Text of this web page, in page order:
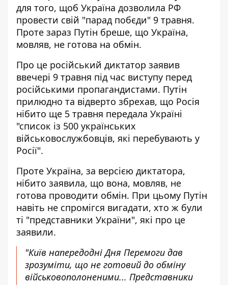
для того, щоб Україна дозволила РФ
провести свій "парад побєди" 9 травня.
Проте зараз Путін бреше, що Україна,
мовляв, не готова на обмін.
Про це російський диктатор заявив
ввечері 9 травня під час виступу перед
російськими пропагандистами. Путін
прилюдно та відверто збрехав, що Росія
нібито ще 5 травня передала Україні
"список із 500 українських
військовослужбовців, які перебувають у
Росії".
Проте Україна, за версією диктатора,
нібито заявила, що вона, мовляв, не
готова проводити обмін. При цьому Путін
навіть не спромігся вигадати, хто ж були
ті "представники України", які про це
заявили.
"Київ напередодні Дня Перемоги дав
зрозуміти, що не готовий до обміну
військовополоненими... Представники